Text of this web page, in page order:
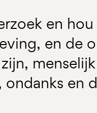
en
en de
en